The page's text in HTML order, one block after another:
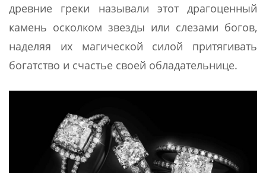
древние греки называли этот драгоценный
камень осколком звезды или слезами богов,
наделяя их магической силой притягивать
богатство и счастье своей обладательнице.